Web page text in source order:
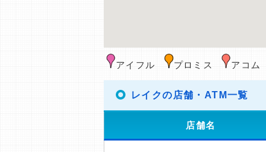
アイフル プロミス アコム
レイクの店舗・ATM一覧
店舗名